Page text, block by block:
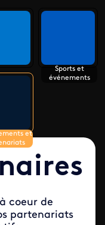
Sports et
événements
et
coeur de
partenariats